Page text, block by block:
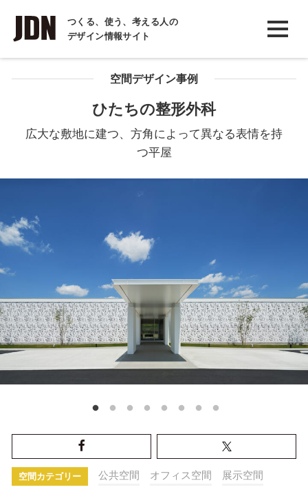
つくる、使う、考える人の
デザイン情報サイト
INTERVIEW
インタビュー
REPORT
COLUMN
空間デザイン事例
ひたちの整形外科
広大な敷地に建つ、方角によって異なる表情を持
つ平屋
空間カテゴリー 公共空間 オフィス空間 展示空間